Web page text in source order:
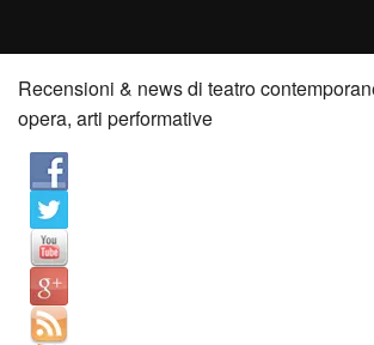
Home
Recensioni
Anticipazioni
News
Palazzi consiglia
Recensioni & news di teatro
opera, arti performative